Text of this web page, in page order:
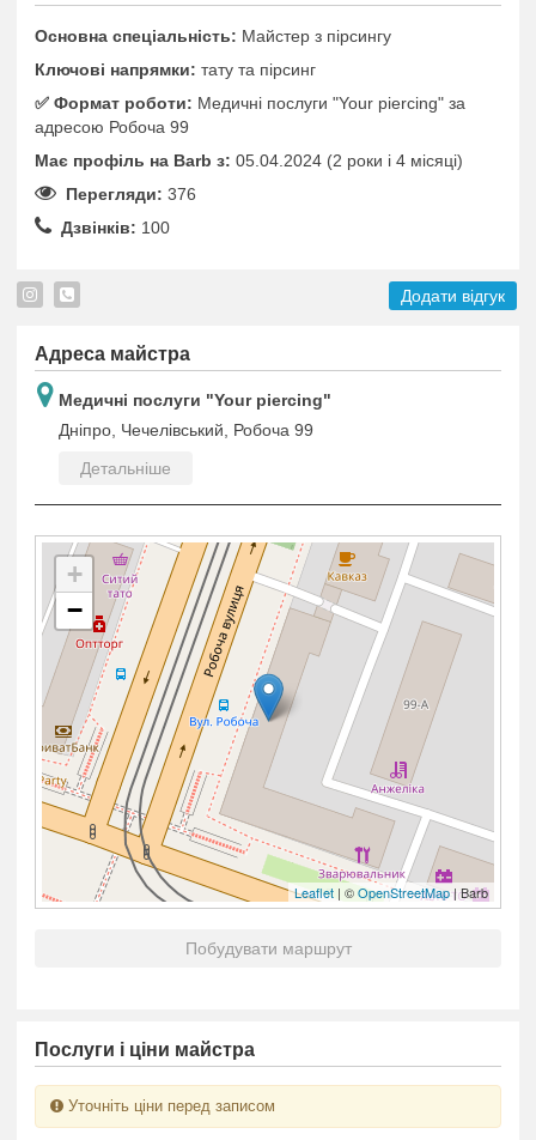
Основна спеціальність: Майстер з пірсингу
Ключові напрямки: тату та пірсинг
✅️ Формат роботи: Медичні послуги "Your piercing" за
адресою Робоча 99
Має профіль на Barb з: 05.04.2024 (2 роки i 4 місяці)
Перегляди: 376
Дзвінків: 100
Додати відгук
Адреса майстра
Медичні послуги "Your piercing"
Дніпро, Чечелівський, Робоча 99
Детальніше
+
−
Leaflet | ©OpenStreetMap| Barb
Побудувати маршрут
Послуги і ціни майстра
Уточніть ціни перед записом